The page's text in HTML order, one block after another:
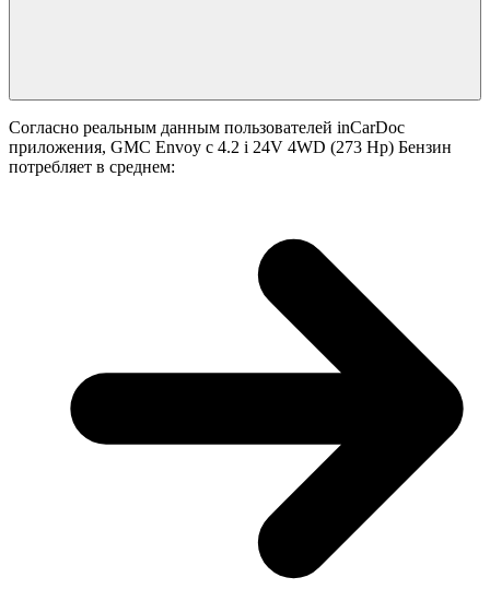
Согласно реальным данным пользователей inCarDoc
приложения, GMC Envoy с 4.2 i 24V 4WD (273 Hp) Бензин
потребляет в среднем: